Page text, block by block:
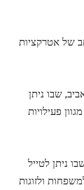
של אטרקציות
שבו ניתן
פעילויות
ניתן לטייל
ולזוגות